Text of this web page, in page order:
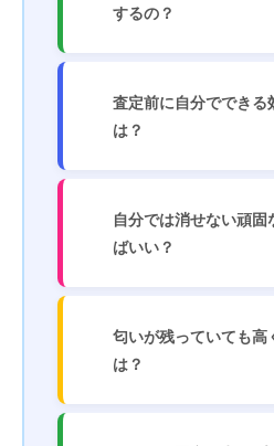
するの？
査定前に自分でできる
は？
自分では消せない頑
ばいい？
匂いが残っていても高
は？